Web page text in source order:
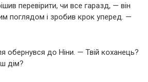
перевірити, чи все гаразд, — він
поглядом і зробив крок уперед. —
обернувся до Ніни. — Твій коханець?
дім?